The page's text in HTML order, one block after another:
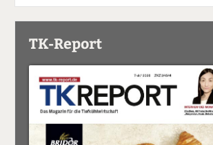
TK-Report